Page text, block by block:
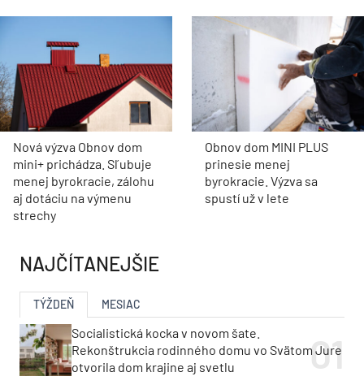
Nová výzva Obnov dom
mini+ prichádza. Sľubuje
menej byrokracie, zálohu
aj dotáciu na výmenu
strechy
Obnov dom MINI PLUS
prinesie menej
byrokracie. Výzva sa
spustí už v lete
NAJČÍTANEJŠIE
TÝŽDEŇ MESIAC
Socialistická kocka v novom šate.
Rekonštrukcia rodinného domu vo Svätom Jure
otvorila dom krajine aj svetlu